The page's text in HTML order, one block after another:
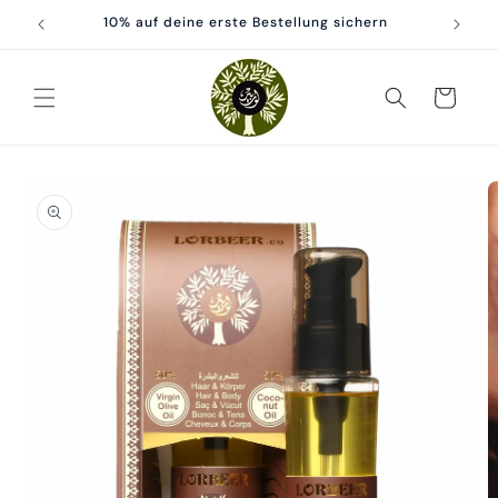
zum
10% auf deine erste Bestellung sichern
Warenkorb